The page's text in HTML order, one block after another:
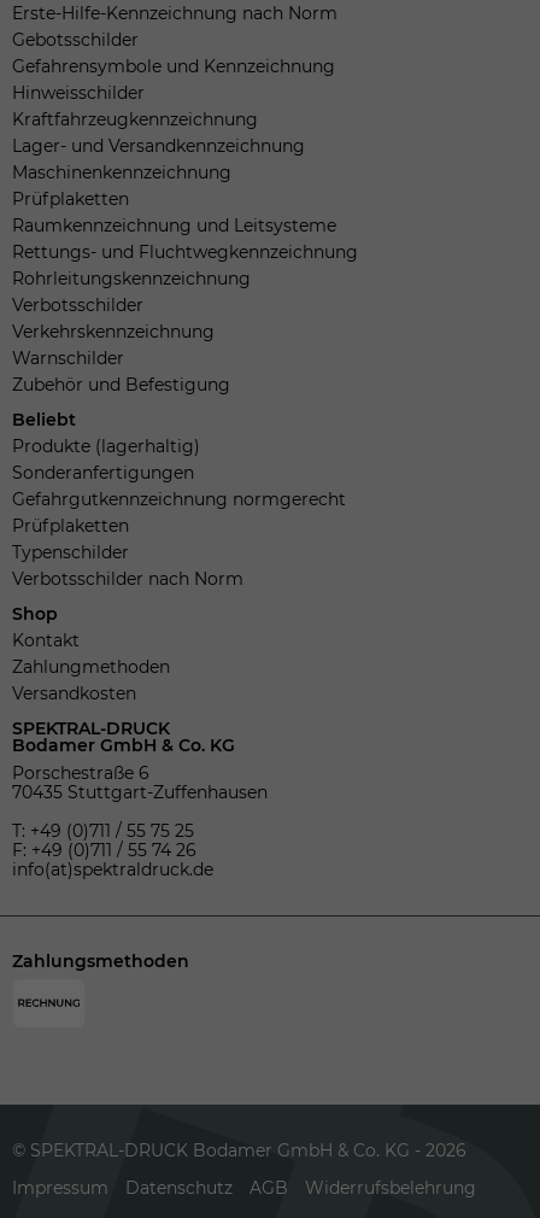
Erste-Hilfe-Kennzeichnung nach Norm
Gebotsschilder
Gefahrensymbole und Kennzeichnung
Hinweisschilder
Kraftfahrzeugkennzeichnung
Lager- und Versandkennzeichnung
Maschinenkennzeichnung
Prüfplaketten
Raumkennzeichnung und Leitsysteme
Rettungs- und Fluchtwegkennzeichnung
Rohrleitungskennzeichnung
Verbotsschilder
Verkehrskennzeichnung
Warnschilder
Zubehör und Befestigung
Beliebt
Produkte (lagerhaltig)
Sonderanfertigungen
Gefahrgutkennzeichnung normgerecht
Prüfplaketten
Typenschilder
Verbotsschilder nach Norm
Shop
Kontakt
Zahlungmethoden
Versandkosten
SPEKTRAL-DRUCK
Bodamer GmbH & Co. KG
Porschestraße 6
70435 Stuttgart-Zuffenhausen
T: +49 (0)711 / 55 75 25
F: +49 (0)711 / 55 74 26
info(at)spektraldruck.de
Zahlungsmethoden
© SPEKTRAL-DRUCK Bodamer GmbH & Co. KG - 2026
Impressum
Datenschutz AGB Widerrufsbelehrung